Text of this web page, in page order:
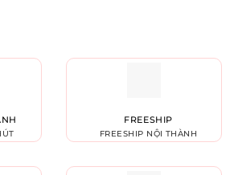
FREESHIP
FREESHIP NỘI THÀNH